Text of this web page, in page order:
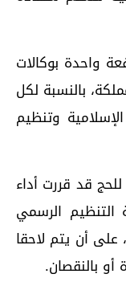
واحدة بوكالات
بالنسبة لكل
وتنظيم
للحج قد قررت أداء
التنظيم الرسمي
قدره 65.000,00 درهم، على أن يتم لاحقا
أو بالنقصان.